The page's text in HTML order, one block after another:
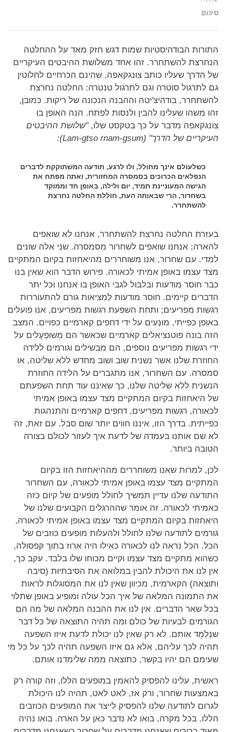
סיכום
התורות הבודהיסטיות שמות דגש חזק מאד על ההחלטה
הנחרצת להשתחרר. זהו אחד משלושת ההיבטים העיקריים
של הדרך שעליו כותב צונגקאפה, שהינם הכרחיים לחלוטין
גם לתרגול סוטרה וגם לתרגול טנטרה: החלטה נחרצת
להשתחרר, בודהיצ'יטה וההבנה הנכונה של ריקות. כמובן,
זהו משהו שעלינו להבין ולנסות לפתח. הנה האופן בו
צונגקאפה מדבר על כך בטקסט שלו,"שלושת ההיבטים
העיקריים של הדרך" (Lam-gtso rnam-gsum):
כשלעולם אינך מחוֹלֵל, ולוּ לרגע, תודעה המשתוקקת לדברים
הנפלאים הכרוכים בסמסרה המחזורית, ואתה מפתח את
הגישה המעוניינת תמיד, יום ולילה, באופן חד וממוקד
בשחרור, הרי שבאותה העת, חוֹלַלְתַּ החלטה נחרצת
להשתחרר.
בעזרת החלטה נחרצת להשתחרר, אנחנו לא שואפים
להארה; אנחנו שואפים לשחרור מסמסרה. שני אלה שונים
למדי. עם שחרור, אנו משוחררים מהיאחזות בקיום המתקיים
מצד עצמו באופן אמיתי לכאורה. פירוש הדבר הוא שאין בנו
כבר חוסר מודעות ובלבול לגבי האופן בו אנחנו וכל יתר
הדברים קיימים. חוסר מודעות לַמציאות גורם להתעוררות
רגשות מפריעים; ותחת השפעת רגשות מפריעים, אנו פועלים
באופן כפייתי, מוּנַעים על ידי דחפים קארמיים כפויים. המצב
הזה בונה פוטנציאלים קארמיים שכאשר הם מְשׁוּפְעָלִים על
ידי רגשות מפריעים נוספים, הם מבשילים וגורמים ללידה
החוזרת שלנו אשר נשנית שוב ושוב מחדש ללא שליטה, או
סמסרה. עם השחרור, אנו מתגברים על הלידה החוזרת
הנשנית ללא שליטה שלנו, כך שאיננו עוד תחת השפעתם
של היאחזות בקיום המתקיים מצד עצמו באופן אמיתי
לכאורה, רגשות מפריעים, דחפים קארמיים והתנהגות
כפייתית. בדרך הזו, איננו חווים יותר שום סבל. עם זאת, זה
לא שם אותנו בעמדה של לדעת איך לעזור לכולם בצורה
הטובה ביותר.
לכן, למרות שאנו משוחררים מההיאחזות הזו בקיום
המתקיים מצד עצמו באופן אמיתי לכאורה, עם השחרור
התודעה שלנו עדיין תמשיך לחולל מופעים של קיום כזה
כאמיתי לכאורה. זה אומר שההרגלים הקבועים שלנו של
היאחזות בקיום המתקיים מצד עצמו באופן אמיתי לכאורה,
גורמים לתודעה שלנו לחולל ולהעלות מופעים כוזבים של
הכל. הכל נראה לנו לכאורה כאילו היה ארוז בתוך קפסולה,
כשהוא מתקיים מצד עצמו וקיים מכוחו שלו בלבד. עקב כך,
אין לנו את היכולת להבין במלואה את הסיבתיוּת (סיבה
ותוצאה) הקארמית, מכיוון שאין לנו את המסוגלות לראות
את התמונה המלאה של איך הכל עולה ומופיע באופן שתלוי
בכל שאר הדברים. אין לנו את ההבנה המלאה של מה הם
הגורמים לבעיות של כולם ומה תהיה התוצאה של כל דבר
שנְלַמֵד אותם. לא רק שאין לנו יכולת לדעת איזו השפעה
תהיה לכך עליהם, אלא גם איזו השפעה תהיה לכך על כל מי
שעימם הם יהיו בקשר, כתוצאה ממה שלימדנו אותם.
ראשית, עלינו להפסיק להאמין במופעים הללו, וזה קורה רק
באמצעות שחרור, ורק אז, לאט לאט, תהיה לנו היכולת
לגרום לתודעה שלנו להפסיק לייצר את המופעים הכוזבים
הללו. בכל מקרה, בואו לא נדבר כאן על הארה. בואו נהיה